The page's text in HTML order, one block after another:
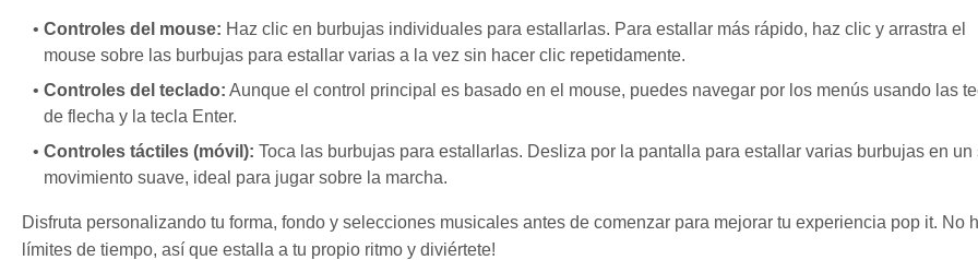
Controles del mouse: Haz clic en burbujas individuales para estallarlas. Para estallar más rápido, haz clic y arrastra el
mouse sobre las burbujas para estallar varias a la vez sin hacer clic repetidamente.
Controles del teclado: Aunque el control principal es basado en el mouse, puedes navegar por los menús usando las
de flecha y la tecla Enter.
Controles táctiles (móvil): Toca las burbujas para estallarlas. Desliza por la pantalla para estallar varias burbujas en un
movimiento suave, ideal para jugar sobre la marcha.
Disfruta personalizando tu forma, fondo y selecciones musicales antes de comenzar para mejorar tu experiencia pop it. No
límites de tiempo, así que estalla a tu propio ritmo y diviértete!